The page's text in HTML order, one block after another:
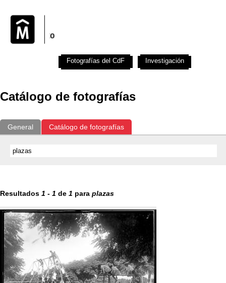
Catálogo de fotografías
General Catálogo de fotografías
Resultados 1 - 1 de 1 para plazas
Fotografías del CdF Investigación